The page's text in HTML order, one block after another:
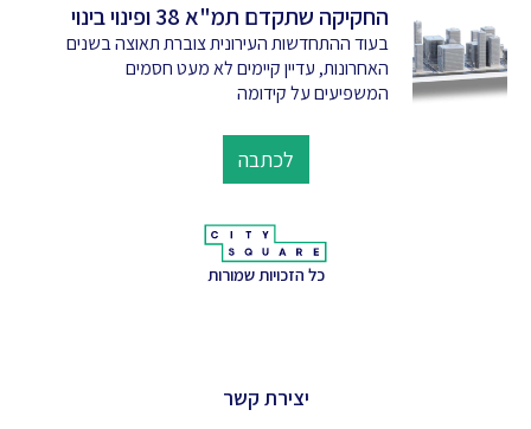
החקיקה שתקדם תמ"א 38 ופינוי בינוי
בעוד ההתחדשות העירונית צוברת תאוצה בשנים
האחרונות, עדיין קיימים לא מעט חסמים
המשפיעים על קידומה
לכתבה
כל הזכויות שמורות
יצירת קשר